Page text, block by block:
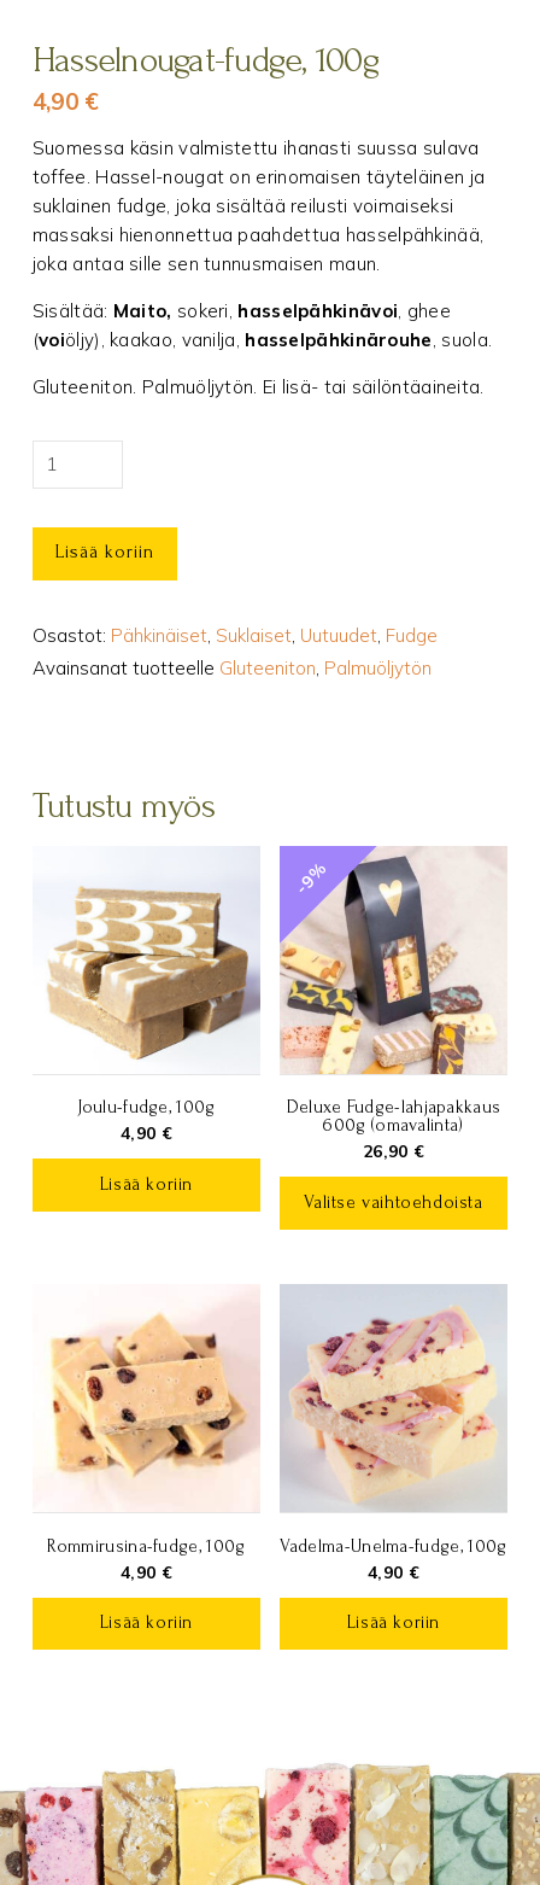
Hasselnougat-fudge, 100g
4,90 €
Suomessa käsin valmistettu ihanasti suussa sulava
toffee. Hassel-nougat on erinomaisen täyteläinen ja
suklainen fudge, joka sisältää reilusti voimaiseksi
massaksi hienonnettua paahdettua hasselpähkinää,
joka antaa sille sen tunnusmaisen maun.
Sisältää: Maito, sokeri, hasselpähkinävoi , ghee
(voiöljy), kaakao, vanilja, hasselpähkinärouhe , suola.
Gluteeniton. Palmuöljytön. Ei lisä- tai säilöntäaineita.
Hasselnougat-
fudge,
määrä
Lisää koriin
Osastot: Pähkinäiset, Suklaiset, Uutuudet, Fudge
Avainsanat tuotteelle Gluteeniton, Palmuöljytön
Tutustu myös
Joulu-fudge, 100g
4,90 €
Lisää koriin
-9%
Deluxe Fudge-lahjapakkaus
600g (omavalinta)
26,90 €
Valitse vaihtoehdoista
useampi
muunnelma.
Voit
tehdä
valinnat
tuotteen
sivulla.
Rommirusina-fudge, 100g
4,90 €
Lisää koriin
Vadelma-Unelma-fudge, 100g
4,90 €
Lisää koriin